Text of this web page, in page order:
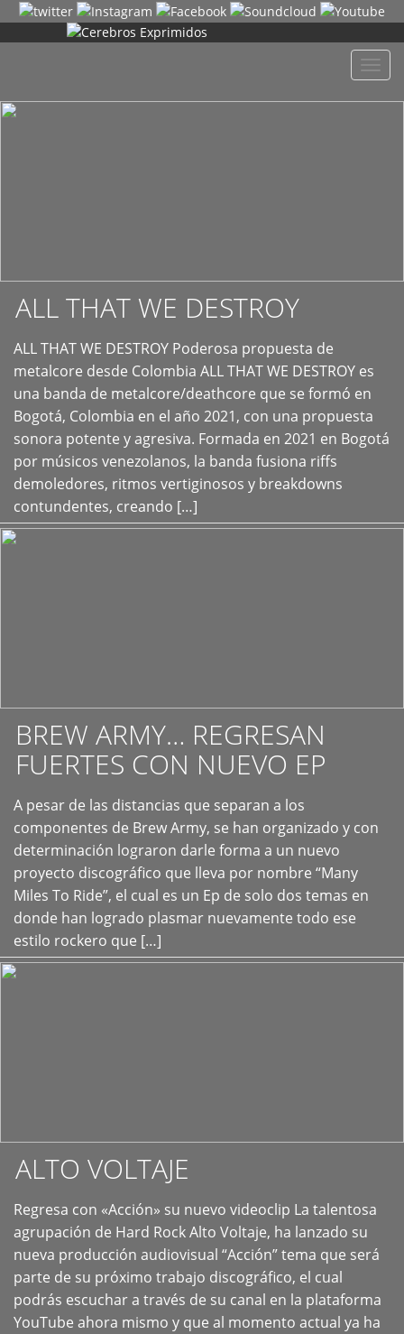
ALL THAT WE DESTROY
ALL THAT WE DESTROY Poderosa propuesta de
metalcore desde Colombia ALL THAT WE DESTROY es
una banda de metalcore/deathcore que se formó en
Bogotá, Colombia en el año 2021, con una propuesta
sonora potente y agresiva. Formada en 2021 en Bogotá
por músicos venezolanos, la banda fusiona riffs
demoledores, ritmos vertiginosos y breakdowns
contundentes, creando […]
+
BREW ARMY… REGRESAN
FUERTES CON NUEVO EP
A pesar de las distancias que separan a los
componentes de Brew Army, se han organizado y con
determinación lograron darle forma a un nuevo
proyecto discográfico que lleva por nombre “Many
Miles To Ride”, el cual es un Ep de solo dos temas en
donde han logrado plasmar nuevamente todo ese
estilo rockero que […]
+
ALTO VOLTAJE
Regresa con «Acción» su nuevo videoclip La talentosa
agrupación de Hard Rock Alto Voltaje, ha lanzado su
nueva producción audiovisual “Acción” tema que será
parte de su próximo trabajo discográfico, el cual
podrás escuchar a través de su canal en la plataforma
YouTube ahora mismo y que al momento actual ya ha
+